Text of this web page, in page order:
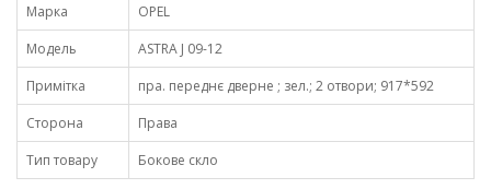
Марка
OPEL
Модель
ASTRA J 09-12
Примітка
пра. переднє дверне ; зел.; 2 отвори; 917*592
Сторона
Права
Тип товару
Бокове скло